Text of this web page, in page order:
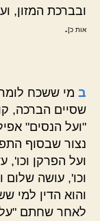
ובברכת המזון,
אות כ].
ב מי ששכח
שסיים הברכה,
"ועל הנסים"
נצור שבסוף
ועל הפרקן וכו',
וכו', עושה שלום
והוא הדין למי
לאחר שחתם "על